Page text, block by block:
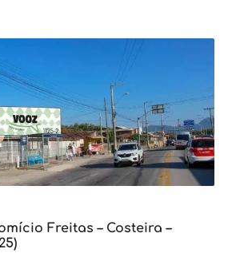
Freitas – Costeira –